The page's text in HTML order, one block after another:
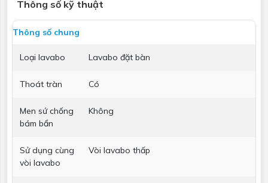
Thông số kỹ thuật
Thông số chung
Loại lavabo Lavabo đặt bàn
Thoát tràn Có
Men sứ chống
bám bẩn
Không
Sử dụng cùng
vòi lavabo
Vòi lavabo thấp